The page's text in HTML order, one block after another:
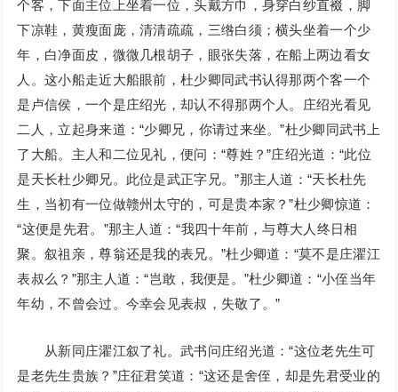
个客，下面主位上坐着一位，头戴方巾，身穿白纱直裰，脚
下凉鞋，黄瘦面庞，清清疏疏，三绺白须；横头坐着一个少
年，白净面皮，微微几根胡子，眼张失落，在船上两边看女
人。这小船走近大船眼前，杜少卿同武书认得那两个客一个
是卢信侯，一个是庄绍光，却认不得那两个人。庄绍光看见
二人，立起身来道：“少卿兄，你请过来坐。”杜少卿同武书上
了大船。主人和二位见礼，便问：“尊姓？”庄绍光道：“此位
是天长杜少卿兄。此位是武正字兄。”那主人道：“天长杜先
生，当初有一位做赣州太守的，可是贵本家？”杜少卿惊道：
“这便是先君。”那主人道：“我四十年前，与尊大人终日相
聚。叙祖亲，尊翁还是我的表兄。”杜少卿道：“莫不是庄濯江
表叔么？”那主人道：“岂敢，我便是。”杜少卿道：“小侄当年
年幼，不曾会过。今幸会见表叔，失敬了。”
从新同庄濯江叙了礼。武书问庄绍光道：“这位老先生可
是老先生贵族？”庄征君笑道：“这还是舍侄，却是先君受业的